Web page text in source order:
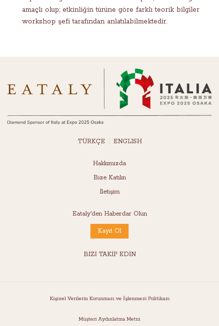
amaçlı olup; etkinliğin türüne göre farklı teorik bilgiler
workshop şefi tarafından anlatılabilmektedir.
TÜRKÇE ENGLISH
Hakkımızda
Bize Katılın
İletişim
Eataly'den Haberdar Olun
Kayıt Ol
BİZİ TAKİP EDİN
Kişisel Verilerin Korunması ve İşlenmesi Politikası
Müşteri Aydınlatma Metni